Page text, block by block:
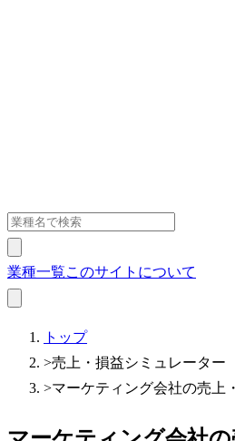
業種一覧このサイトについて
トップ
>売上・損益シミュレーター
>マーケティング会社の売上